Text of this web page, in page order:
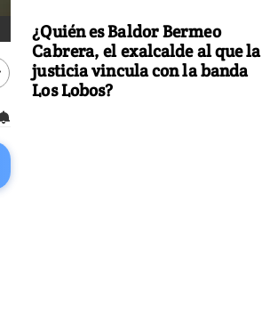
¿Quién es Baldor Bermeo
Cabrera, el exalcalde al que la
justicia vincula con la banda
Los Lobos?